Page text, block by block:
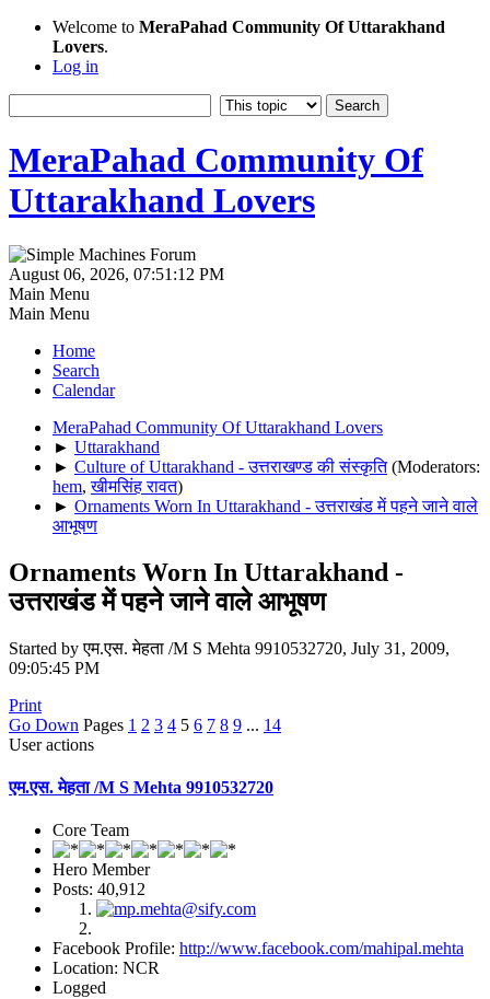
Welcome to MeraPahad Community Of Uttarakhand
Lovers.
Log in
MeraPahad Community Of
Uttarakhand Lovers
August 06, 2026, 07:51:12 PM
Main Menu
Main Menu
Home
Search
Calendar
MeraPahad Community Of Uttarakhand Lovers
► Uttarakhand
► Culture of Uttarakhand - उत्तराखण्ड की संस्कृति (Moderators:
hem,खीमसिंह रावत)
► Ornaments Worn In Uttarakhand - उत्तराखंड में पहने जाने वाले
आभूषण
Ornaments Worn In Uttarakhand -
उत्तराखंड में पहने जाने वाले आभूषण
Started by एम.एस. मेहता /M S Mehta 9910532720, July 31, 2009,
09:05:45 PM
Print
Go Down Pages 1 2 3 4 5 6 7 8 9 ... 14
User actions
एम.एस. मेहता /M S Mehta 9910532720
Core Team
Hero Member
Posts: 40,912
Facebook Profile: http://www.facebook.com/mahipal.mehta
Location: NCR
Logged